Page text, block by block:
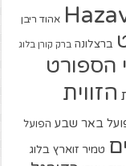
אהוד ריבן
ברצלונה ברק קורן בלוג
הספורט
הזווית
באר שבע הפועל
טמיר זוארץ בלוג